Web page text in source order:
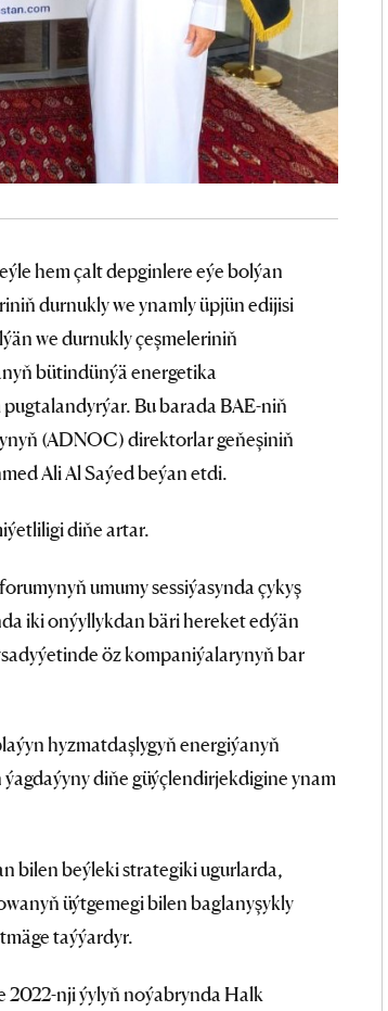
hem çalt depginlere eýe bolýan
durnukly we ynamly üpjün edijisi
we durnukly çeşmeleriniň
bütindünýä energetika
Bu barada BAE-niň
(ADNOC) direktorlar geňeşiniň
Ali Al Saýed beýan etdi.
diňe artar.
umumy sessiýasynda çykyş
iki onýyllykdan bäri hereket edýän
öz kompaniýalarynyň bar
hyzmatdaşlygyň energiýanyň
diňe güýçlendirjekdigine ynam
bilen beýleki strategiki ugurlarda,
üýtgemegi bilen baglanyşykly
taýýardyr.
2022-nji ýylyň noýabrynda Halk